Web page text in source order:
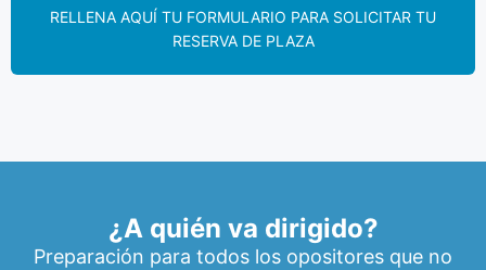
RELLENA AQUÍ TU FORMULARIO PARA SOLICITAR TU
RESERVA DE PLAZA
¿A quién va dirigido?
Preparación para todos los opositores que no